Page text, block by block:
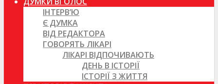
ІНТЕРВ’Ю
Є ДУМКА
ВІД РЕДАКТОРА
ГОВОРЯТЬ ЛІКАРІ
ЛІКАРІ ВІДПОЧИВАЮТЬ
ДЕНЬ В ІСТОРІЇ
ІСТОРІЇ З ЖИТТЯ